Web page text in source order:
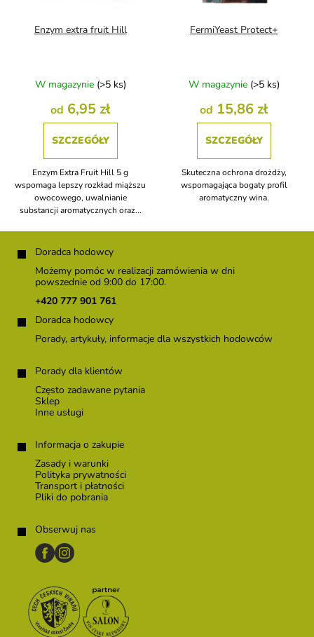
Enzym extra fruit Hill
W magazynie (>5 ks)
od 6,95 zł
SZCZEGÓŁY
Enzym Extra Fruit Hill 5 g
wspomaga lepszy rozkład miąższu
owocowego, uwalnianie
substancji aromatycznych oraz...
FermiYeast Protect+
W magazynie (>5 ks)
od 15,86 zł
SZCZEGÓŁY
Skuteczna ochrona drożdży,
wspomagająca bogaty profil
aromatyczny wina.
S
Doradca hodowcy
Możemy pomóc w realizacji zamówienia w dni
powszednie od 9:00 do 17:00.
+420 777 901 761
Doradca hodowcy
Porady, artykuły, informacje dla wszystkich hodowców
Porady dla klientów
Często zadawane pytania
Sklep
Inne usługi
Informacja o zakupie
Zasady i warunki
Polityka prywatności
Transport i płatności
Pliki do pobrania
Obserwuj nas